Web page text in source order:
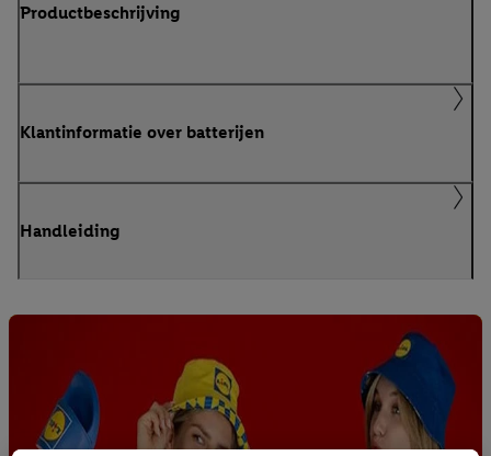
Productbeschrijving
Klantinformatie over batterijen
Handleiding